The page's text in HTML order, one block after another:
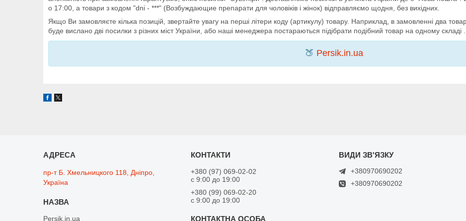
о 17:00, а товари з кодом "dni - ***" (Возбуждающие препарати для чоловіків і жінок) відправляємо щодня, без вихідних.
Якщо Ви замовляєте кілька позицій, звертайте увагу на перші літери коду (артикулу) товару. Наприклад, в замовленні два
буде вислано дві посилки з різних міст України, або наші менеджера постараються підібрати подібний товар на одному складі .
🍑 Persik.in.ua
пр-т Б. Хмельницкого 118, Дніпро,
Україна
Persik.in.ua
+380 (97) 069-02-02
с 9:00 до 19:00
+380 (99) 069-02-20
с 9:00 до 19:00
+380970690202
+380970690202